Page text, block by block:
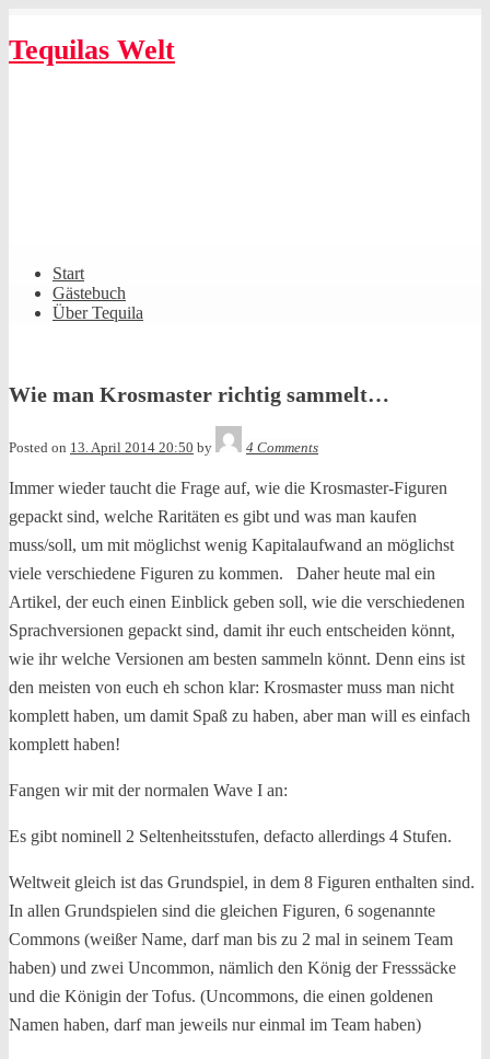
to
content
Tequilas Welt
Primary
Navigation
Start
Gästebuch
Über Tequila
Wie man Krosmaster richtig sammelt…
Posted on 13. April 2014 20:50 by
4 Comments
Immer wieder taucht die Frage auf, wie die Krosmaster-Figuren
gepackt sind, welche Raritäten es gibt und was man kaufen
muss/soll, um mit möglichst wenig Kapitalaufwand an möglichst
viele verschiedene Figuren zu kommen. Daher heute mal ein
Artikel, der euch einen Einblick geben soll, wie die verschiedenen
Sprachversionen gepackt sind, damit ihr euch entscheiden könnt,
wie ihr welche Versionen am besten sammeln könnt. Denn eins ist
den meisten von euch eh schon klar: Krosmaster muss man nicht
komplett haben, um damit Spaß zu haben, aber man will es einfach
komplett haben!
Fangen wir mit der normalen Wave I an:
Es gibt nominell 2 Seltenheitsstufen, defacto allerdings 4 Stufen.
Weltweit gleich ist das Grundspiel, in dem 8 Figuren enthalten sind.
In allen Grundspielen sind die gleichen Figuren, 6 sogenannte
Commons (weißer Name, darf man bis zu 2 mal in seinem Team
haben) und zwei Uncommon, nämlich den König der Fresssäcke
und die Königin der Tofus. (Uncommons, die einen goldenen
Namen haben, darf man jeweils nur einmal im Team haben)